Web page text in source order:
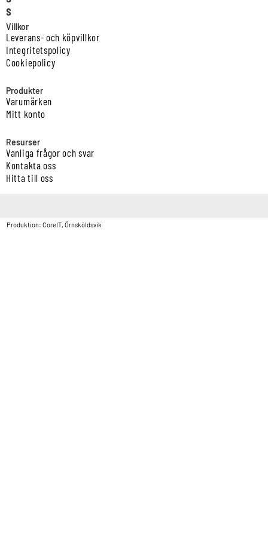
s
Villkor
Leverans- och köpvillkor
Integritetspolicy
Cookiepolicy
Produkter
Varumärken
Mitt konto
Resurser
Vanliga frågor och svar
Kontakta oss
Hitta till oss
Produktion: CoreIT, Örnsköldsvik